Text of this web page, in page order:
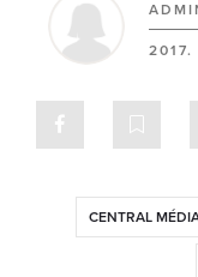
2017.
CENTRAL